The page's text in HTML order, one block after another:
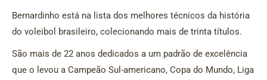
Bernardinho está na lista dos melhores técnicos da história
do voleibol brasileiro, colecionando mais de trinta títulos.
São mais de 22 anos dedicados a um padrão de excelência
que o levou a Campeão Sul-americano, Copa do Mundo, Liga